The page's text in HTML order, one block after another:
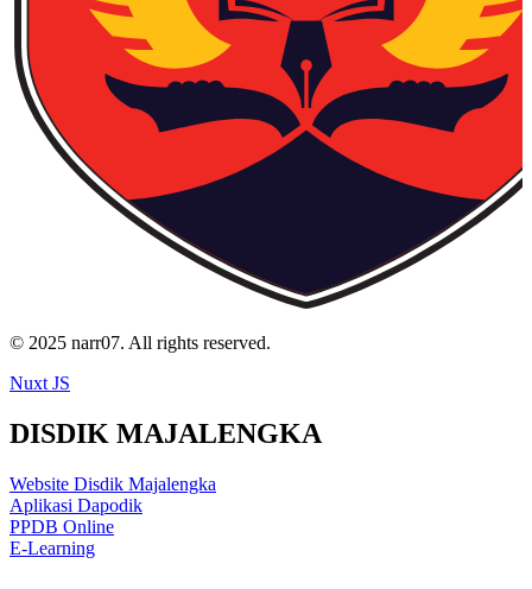
© 2025 narr07. All rights reserved.
Nuxt JS
DISDIK MAJALENGKA
Website Disdik Majalengka
Aplikasi Dapodik
PPDB Online
E-Learning